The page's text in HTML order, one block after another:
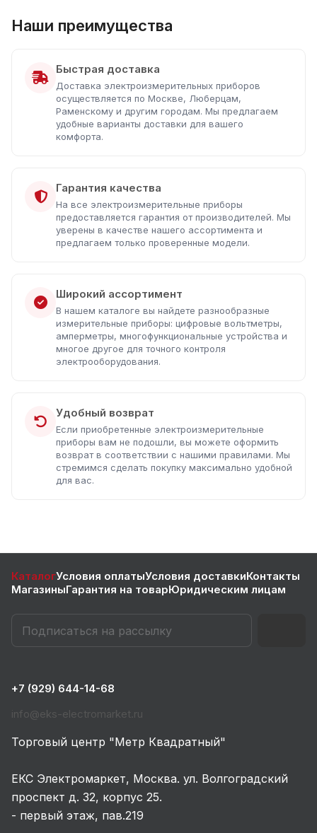
Наши преимущества
Быстрая доставка
Доставка электроизмерительных приборов
осуществляется по Москве, Люберцам,
Раменскому и другим городам. Мы предлагаем
удобные варианты доставки для вашего
комфорта.
Гарантия качества
На все электроизмерительные приборы
предоставляется гарантия от производителей. Мы
уверены в качестве нашего ассортимента и
предлагаем только проверенные модели.
Широкий ассортимент
В нашем каталоге вы найдете разнообразные
измерительные приборы: цифровые вольтметры,
амперметры, многофункциональные устройства и
многое другое для точного контроля
электрооборудования.
Удобный возврат
Если приобретенные электроизмерительные
приборы вам не подошли, вы можете оформить
возврат в соответствии с нашими правилами. Мы
стремимся сделать покупку максимально удобной
для вас.
КаталогУсловия оплатыУсловия доставкиКонтакты
МагазиныГарантия на товарЮридическим лицам
+7 (929) 644-14-68
info@eks-electromarket.ru
Торговый центр "Метр Квадратный"
ЕКС Электромаркет, Москва. ул. Волгоградский
проспект д. 32, корпус 25.
- первый этаж, пав.219